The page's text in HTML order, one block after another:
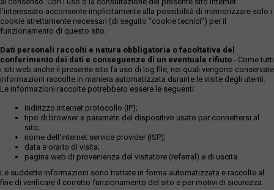
l’interessato acconsente implicitamente alla possibilità di memorizzare solo i
cookie strettamente necessari (di seguito “cookie tecnici”) per il
funzionamento di questo sito.
Dati personali raccolti e natura obbligatoria o facoltativa del
conferimento dei dati e conseguenze di un eventuale rifiuto - Come tutti
i siti web anche il presente sito fa uso di log file, nei quali vengono conservate
informazioni raccolte in maniera automatizzata durante le visite degli utenti.
Le informazioni raccolte potrebbero essere le seguenti:
indirizzo internet protocollo (IP);
tipo di browser e parametri del dispositivo usato per connettersi al
sito;
nome dell'internet service provider (ISP);
data e orario di visita;
pagina web di provenienza del visitatore (referral) e di uscita.
Le suddette informazioni sono trattate in forma automatizzata e raccolte al
fine di verificare il corretto funzionamento del sito e per motivi di sicurezza.